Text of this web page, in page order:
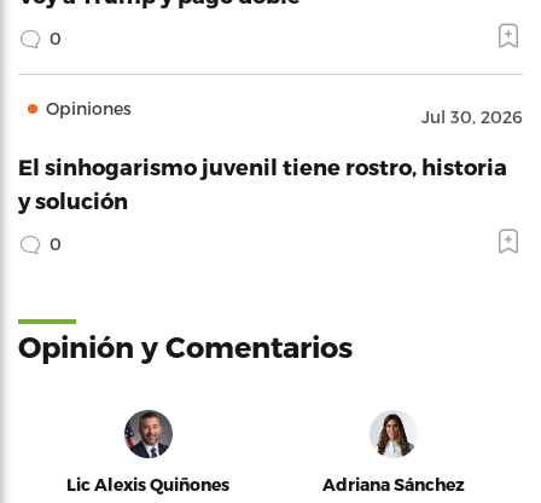
0
Opiniones Jul 30, 2026
El sinhogarismo juvenil tiene rostro, historia
y solución
0
Opinión y Comentarios
Lic Alexis Quiñones Adriana Sánchez